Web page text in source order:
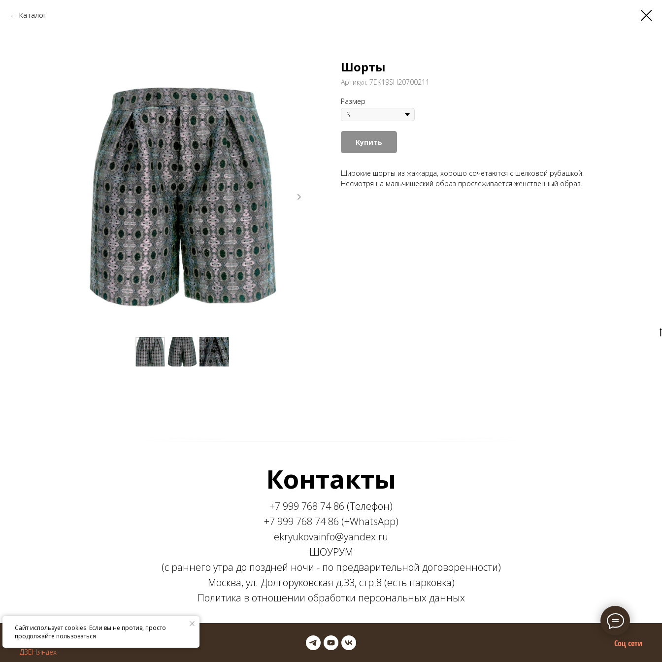
Каталог
Шорты
Артикул: 7EK19SH20700211
Размер
Купить
Широкие шорты из жаккарда, хорошо сочетаются с шелковой рубашкой.
Несмотря на мальчишеский образ прослеживается женственный образ.
Контакты
+7 999 768 74 86 (Телефон)
+7 999 768 74 86 (+WhatsApp)
ekryukovainfo@yandex.ru
ШОУРУМ
(с раннего утра до поздней ночи - по предварительной договоренности)
Москва, ул. Долгоруковская д.33, стр.8 (есть парковка)
Политика в отношении обработки персональных данных
© ИП Крюкова Е.В. 2013–
Все права защищены.
ДЗЕН.яндех
Соц сети
Сайт использует cookies. Если вы не против, просто
продолжайте пользоваться